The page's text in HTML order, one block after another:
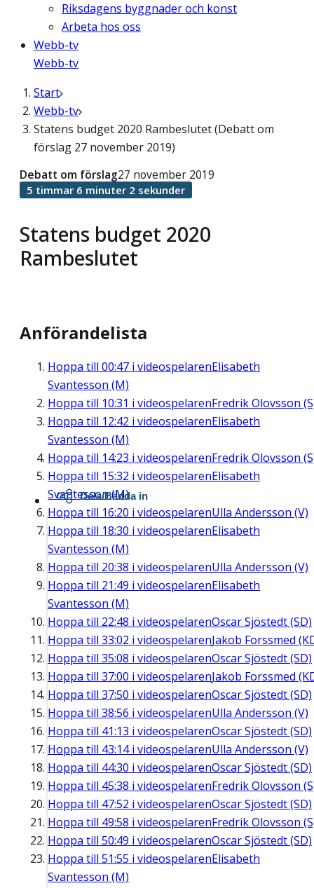
Riksdagens byggnader och konst
Arbeta hos oss
Webb-tv
Webb-tv
Start
Webb-tv
Statens budget 2020 Rambeslutet (Debatt om
förslag 27 november 2019)
Statens budget 2020
Rambeslutet
Debatt om förslag27 november 2019
5 timmar 6 minuter 2 sekunder
Anförandelista
Hoppa till 00:47 i videospelarenElisabeth
Svantesson (M)
Hoppa till 10:31 i videospelarenFredrik Olovsson
Hoppa till 12:42 i videospelarenElisabeth
Svantesson (M)
Hoppa till 14:23 i videospelarenFredrik Olovsson
Hoppa till 15:32 i videospelarenElisabeth
Svantesson (M)
Hoppa till 16:20 i videospelarenUlla Andersson (V)
Hoppa till 18:30 i videospelarenElisabeth
Svantesson (M)
Hoppa till 20:38 i videospelarenUlla Andersson (V)
Hoppa till 21:49 i videospelarenElisabeth
Svantesson (M)
Hoppa till 22:48 i videospelarenOscar Sjöstedt (SD)
Hoppa till 33:02 i videospelarenJakob Forssmed
Hoppa till 35:08 i videospelarenOscar Sjöstedt (SD)
Hoppa till 37:00 i videospelarenJakob Forssmed
Hoppa till 37:50 i videospelarenOscar Sjöstedt (SD)
Hoppa till 38:56 i videospelarenUlla Andersson (V)
Hoppa till 41:13 i videospelarenOscar Sjöstedt (SD)
Hoppa till 43:14i videospelarenUlla Andersson (V)
Hoppa till 44:30 i videospelarenOscar Sjöstedt (SD)
Hoppa till 45:38 i videospelarenFredrik Olovsson
Hoppa till 47:52 i videospelarenOscar Sjöstedt (SD)
Hoppa till 49:58 i videospelarenFredrik Olovsson
Hoppa till 50:49 i videospelarenOscar Sjöstedt (SD)
Hoppa till 51:55 i videospelarenElisabeth
Svantesson (M)
Dela/Bädda in